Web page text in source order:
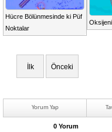
Hücre Bölünmesinde ki Püf
Noktalar
İlk Önceki
Yorum Yap
0 Yorum